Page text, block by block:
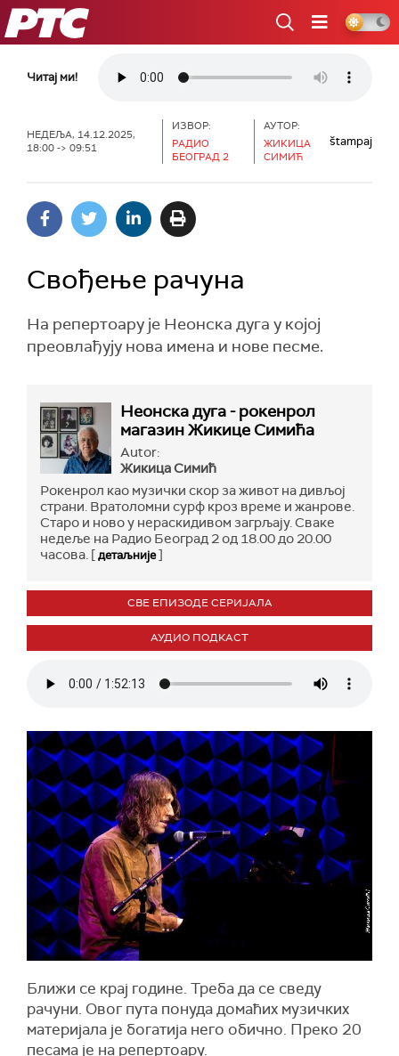
РТС
Читај ми!
НЕДЕЉА, 14.12.2025,
18:00 -> 09:51
ИЗВОР:
РАДИО
БЕОГРАД 2
АУТОР:
ЖИКИЦА
СИМИЋ
štampaj
Свођење рачуна
На репертоару је Неонска дуга у којој
преовлађују нова имена и нове песме.
Неонска дуга - рокенрол
магазин Жикице Симића
Autor:
Жикица Симић
Рокенрол као музички скор за живот на дивљој
страни. Вратоломни сурф кроз време и жанрове.
Старо и ново у нераскидивом загрљају. Сваке
недеље на Радио Београд 2 од 18.00 до 20.00
часова. [детаљније]
СВЕ ЕПИЗОДЕ СЕРИЈАЛА
АУДИО ПОДКАСТ
Ближи се крај године. Треба да се сведу
рачуни. Овог пута понуда домаћих музичких
материјала је богатија него обично. Преко 20
песама је на репертоару.